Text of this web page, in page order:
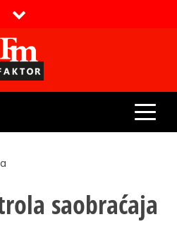
saobraćaja